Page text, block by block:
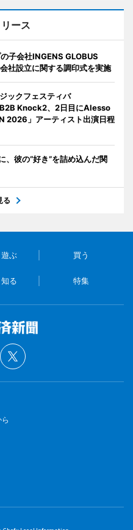
ース
子会社INGENS GLOBUS
社設立に関する調印式を実施
ックフェスティバ
、2日目にAlesso
」アーティスト出演日程
彼の“好き”を詰め込んだ関
る
ぶ 買う
る 特集